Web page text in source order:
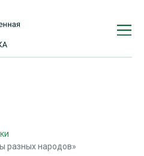
разных народов»